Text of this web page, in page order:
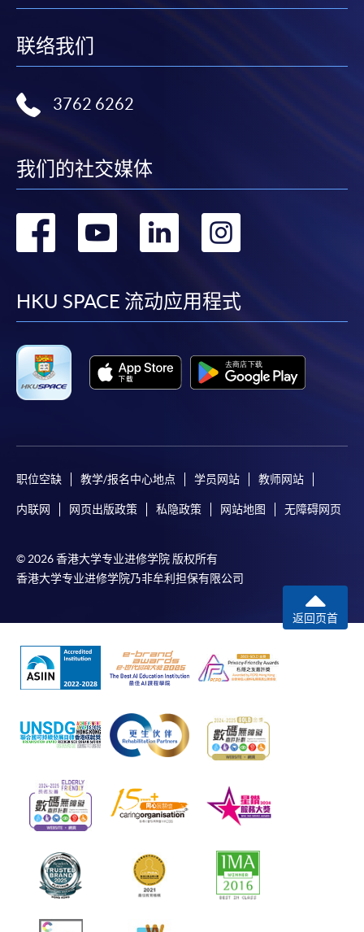
联络我们
3762 6262
我们的社交媒体
转
facebook
转
youtube
转
linkedin
HKU SPACE 流动应用程式
职位空缺 教学/报名中心地点 学员网站 教师网站
内联网 网页出版政策 私隐政策 网站地图 无障碍网页
© 2026 香港大学专业进修学院 版权所有
香港大学专业进修学院乃非牟利担保有限公司
返回页首